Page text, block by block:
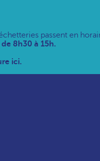
passent en
8h30 à 15h.
ici.